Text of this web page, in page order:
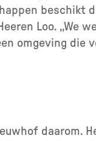
beschikt
Loo. ,,We
omgeving die
daarom.